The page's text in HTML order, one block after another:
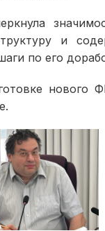
и
по его